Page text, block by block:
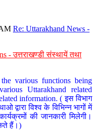
Re: Uttarakhand News -
- उत्तराखण्डी संस्थायें तथा
various functions being
Uttarakhand related
information. ( इस विभाग
द्वारा विश्व के विभिन्न भागों में
की जानकारी मिलेगी।
हैं।)